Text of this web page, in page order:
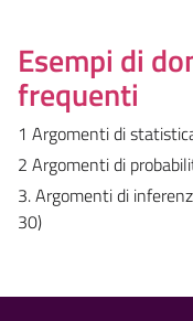
Esempi di
frequenti
1 Argomenti di
2 Argomenti di
3. Argomenti di
30)